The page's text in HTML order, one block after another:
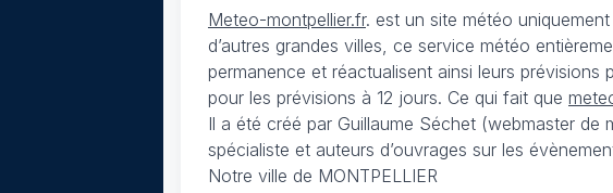
Meteo-montpellier.fr. est un site météo
d’autres grandes villes, ce service météo
permanence et réactualisent ainsi leurs
pour les prévisions à 12 jours. Ce qui fait que
Il a été créé par Guillaume Séchet (webmaster
spécialiste et auteurs d’ouvrages sur les
Notre ville de MONTPELLIER